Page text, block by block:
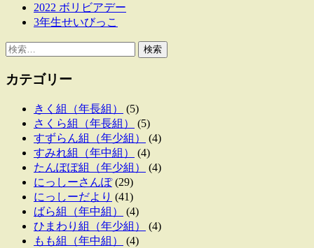
2022 ボリビアデー
3年生せいびっこ
検
カテゴリー
きく組（年長組）
(5)
さくら組（年長組）
(5)
すずらん組（年少組）
(4)
すみれ組（年中組）
(4)
たんぽぽ組（年少組）
(4)
にっしーさんぽ(29)
にっしーだより (41)
ばら組（年中組）
(4)
ひまわり組（年少組）
(4)
もも組（年中組）
(4)